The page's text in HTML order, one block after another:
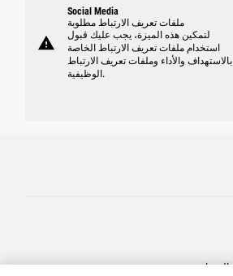
warning
Social Media
ملفات تعريف الارتباط مطلوبة
لتمكين هذه الميزة، يجب عليك قبول
استخدام ملفات تعريف الارتباط الخاصة
بالاستهداف والأداء وملفات تعريف الارتباط
الوظيفية.